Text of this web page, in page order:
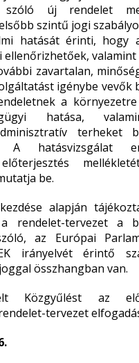
szóló új rendelet
szintű jogi
hatását érinti, hogy
ellenőrizhetőek,
zavartalan,
igénybe vevők
a
hatása,
terheket
A hatásvizsgálat
be.
alapján
rendelet-tervezet a
az Európai
irányelvét érintő
összhangban van.
Közgyűlést az
tervezet